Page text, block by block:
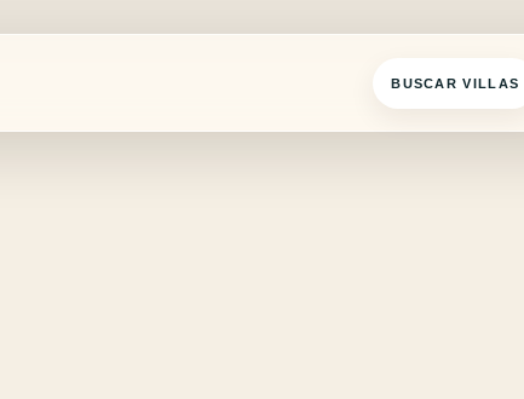
BUSCAR VILLAS